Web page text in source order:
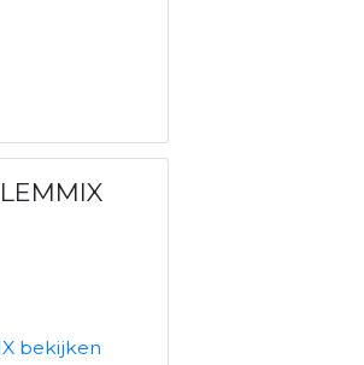
bekijken